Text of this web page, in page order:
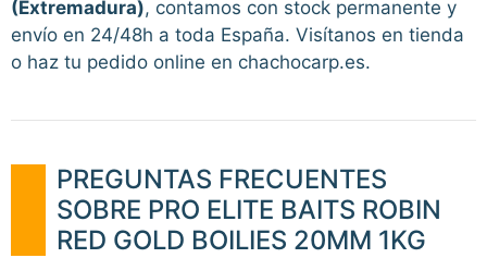
(Extremadura), contamos con stock permanente y
envío en 24/48h a toda España. Visítanos en tienda
o haz tu pedido online en chachocarp.es.
PREGUNTAS FRECUENTES
SOBRE PRO ELITE BAITS ROBIN
RED GOLD BOILIES 20MM 1KG